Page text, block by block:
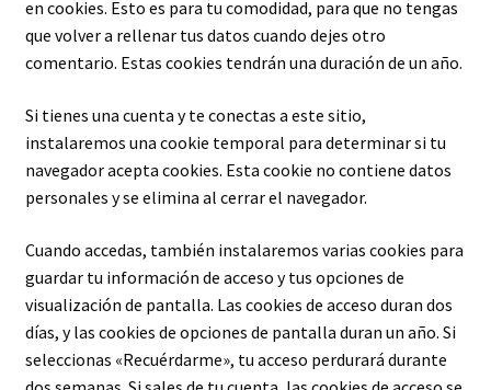
en cookies. Esto es para tu comodidad, para que no tengas
que volver a rellenar tus datos cuando dejes otro
comentario. Estas cookies tendrán una duración de un año.
Si tienes una cuenta y te conectas a este sitio,
instalaremos una cookie temporal para determinar si tu
navegador acepta cookies. Esta cookie no contiene datos
personales y se elimina al cerrar el navegador.
Cuando accedas, también instalaremos varias cookies para
guardar tu información de acceso y tus opciones de
visualización de pantalla. Las cookies de acceso duran dos
días, y las cookies de opciones de pantalla duran un año. Si
seleccionas «Recuérdarme», tu acceso perdurará durante